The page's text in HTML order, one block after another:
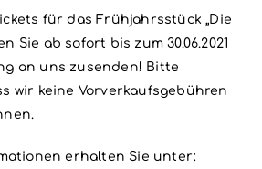
für das Frühjahrsstück „Die
Sie ab sofort bis zum 30.06.2021
an uns zusenden! Bitte
wir keine Vorverkaufsgebühren
erhalten Sie unter: